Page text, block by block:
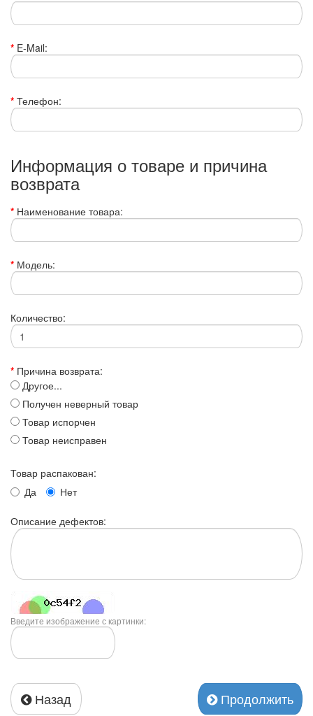
E-Mail:
Телефон:
Информация о товаре и причина
возврата
Наименование товара:
Модель:
Количество:
Причина возврата:
Другое...
Получен неверный товар
Товар испорчен
Товар неисправен
Товар распакован:
Да
Нет
Описание дефектов:
Введите изображение с картинки:
Назад Продолжить